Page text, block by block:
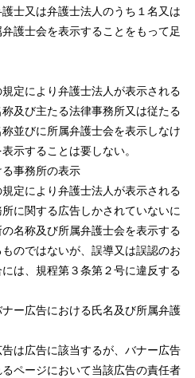
士又は弁護士法人のうち１名又は
護士会を表示することをもって足
定により弁護士法人が表示される
及び主たる法律事務所又は従たる
並びに所属弁護士会を表示しなけ
示することは要しない。
る事務所の表示
定により弁護士法人が表示される
に関する広告しかされていないに
名称及び所属弁護士会を表示する
のではないが、誤導又は誤認のお
は、規程第３条第２号に違反する
ナー広告における氏名及び所属弁護
は広告に該当するが、バナー広告
ページにおいて当該広告の責任者